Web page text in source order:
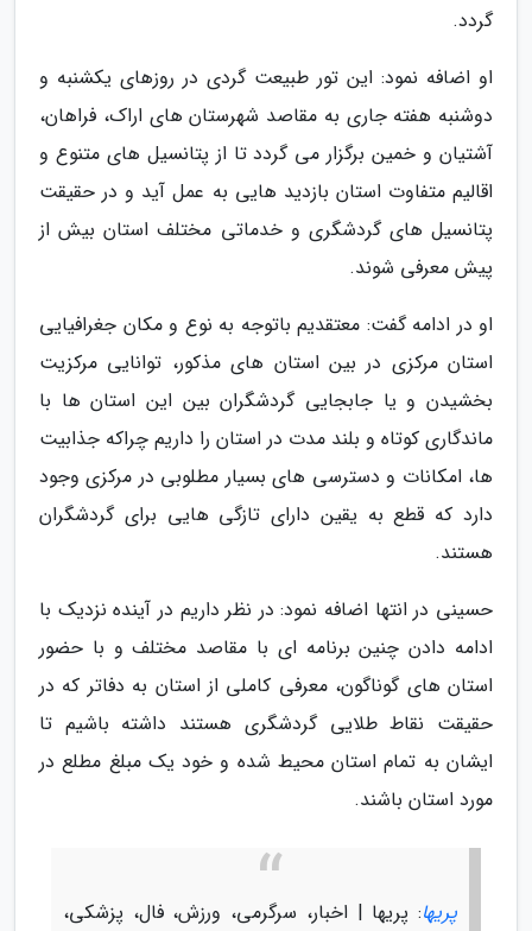
گردد.
او اضافه نمود: این تور طبیعت گردی در روزهای یکشنبه و
دوشنبه هفته جاری به مقاصد شهرستان های اراک، فراهان،
آشتیان و خمین برگزار می گردد تا از پتانسیل های متنوع و
اقالیم متفاوت استان بازدید هایی به عمل آید و در حقیقت
پتانسیل های گردشگری و خدماتی مختلف استان بیش از
پیش معرفی شوند.
او در ادامه گفت: معتقدیم باتوجه به نوع و مکان جغرافیایی
استان مرکزی در بین استان های مذکور، توانایی مرکزیت
بخشیدن و یا جابجایی گردشگران بین این استان ها با
ماندگاری کوتاه و بلند مدت در استان را داریم چراکه جذابیت
ها، امکانات و دسترسی های بسیار مطلوبی در مرکزی وجود
دارد که قطع به یقین دارای تازگی هایی برای گردشگران
هستند.
حسینی در انتها اضافه نمود: در نظر داریم در آینده نزدیک با
ادامه دادن چنین برنامه ای با مقاصد مختلف و با حضور
استان های گوناگون، معرفی کاملی از استان به دفاتر که در
حقیقت نقاط طلایی گردشگری هستند داشته باشیم تا
ایشان به تمام استان محیط شده و خود یک مبلغ مطلع در
مورد استان باشند.
پریها: پریها | اخبار، سرگرمی، ورزش، فال، پزشکی،